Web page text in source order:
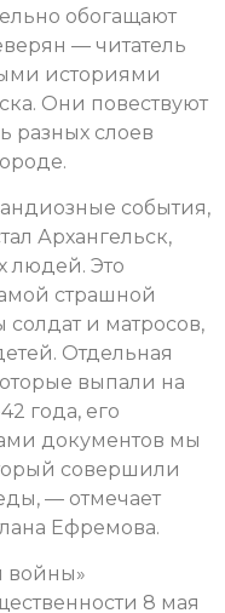
обогащают
— читатель
историями
Они повествуют
разных слоев
события,
Архангельск,
людей. Это
страшной
и матросов,
Отдельная
выпали на
года, его
документов мы
совершили
— отмечает
Ефремова.
войны»
8 мая